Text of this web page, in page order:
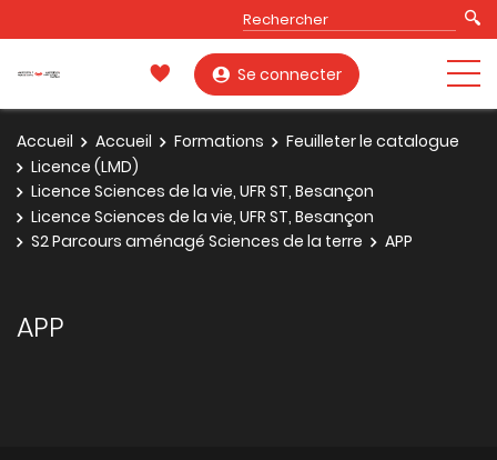
Se connecter
Accueil Accueil Formations
Feuilleter le catalogue
Licence (LMD)
Licence Sciences de la vie, UFR ST, Besançon
Licence Sciences de la vie, UFR ST, Besançon
S2 Parcours aménagé Sciences de la terre
APP
APP